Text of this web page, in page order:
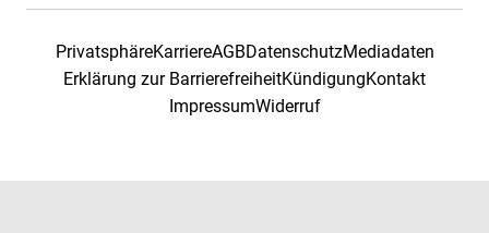
PrivatsphäreKarriereAGBDatenschutzMediadaten
Erklärung zur BarrierefreiheitKündigungKontakt
ImpressumWiderruf